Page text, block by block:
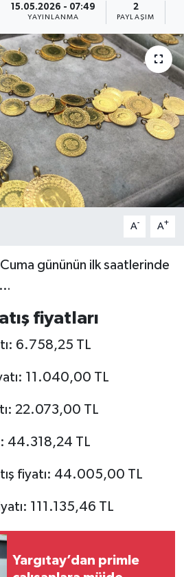
15.05.2026 - 07:49
YAYINLANMA
2
PAYLAŞIM
A- A+
gününün ilk saatlerinde
fiyatları
6.758,25 TL
11.040,00 TL
22.073,00 TL
44.318,24 TL
fiyatı: 44.005,00 TL
111.135,46 TL
Yargıtay’dan primle